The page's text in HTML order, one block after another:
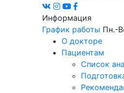
Информация
График работы Пн.-
О докторе
Пациентам
Список